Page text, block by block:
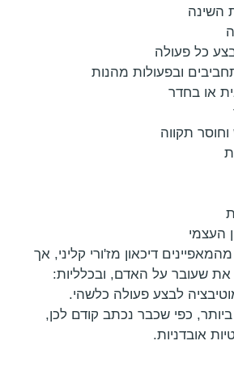
השינה
כל פעולה
ובפעולות מהנות
או בחדר
תקווה
העצמי
דיכאון מז'ורי קליני, אך
שעובר על האדם, ובכלליות:
לבצע פעולה כלשהי.
ביותר, כפי שכבר נכתב קודם לכן,
אובדניות.